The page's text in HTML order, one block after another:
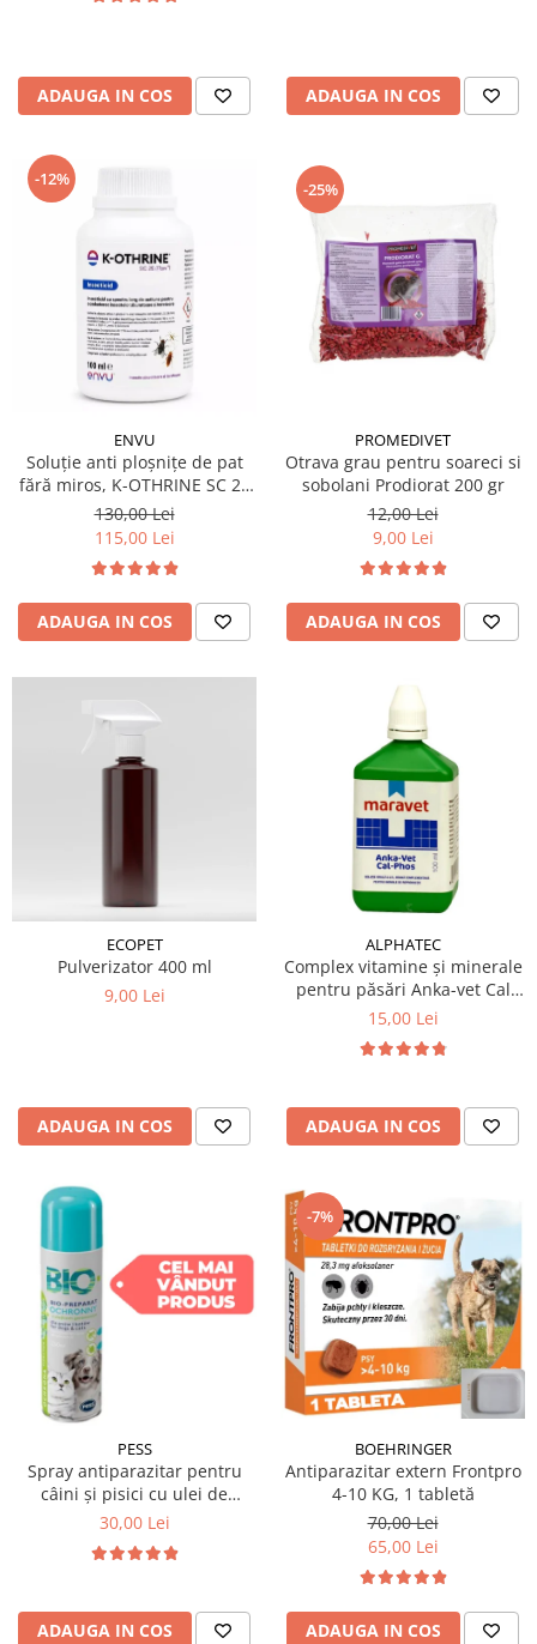
ADAUGA IN COS ADAUGA IN COS
-12%
ENVU
Soluție anti ploșnițe de pat
fără miros, K-OTHRINE SC 25
Flow 100 ml
130,00 Lei
115,00 Lei
ADAUGA IN COS
-25%
PROMEDIVET
Otrava grau pentru soareci si
sobolani Prodiorat 200 gr
12,00 Lei
9,00 Lei
ADAUGA IN COS
ECOPET
Pulverizator 400 ml
9,00 Lei
ADAUGA IN COS
ALPHATEC
Complex vitamine și minerale
pentru păsări Anka-vet Cal
Phos 100 ml
15,00 Lei
ADAUGA IN COS
PESS
Spray antiparazitar pentru
câini și pisici cu ulei de
geranium Pess 250 ml
30,00 Lei
ADAUGA IN COS
-7%
BOEHRINGER
Antiparazitar extern Frontpro
4-10 KG, 1 tabletă
70,00 Lei
65,00 Lei
ADAUGA IN COS